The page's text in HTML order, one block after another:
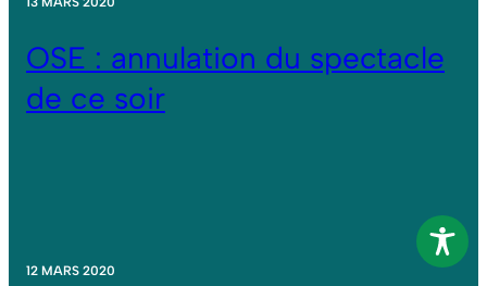
OSE : annulation du spectacle
de ce soir
12 MARS 2020